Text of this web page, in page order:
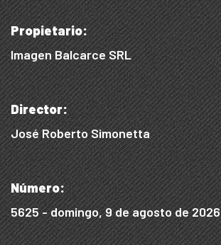
Propietario:
Imagen Balcarce SRL
Director:
José Roberto Simonetta
Número:
5625 - domingo, 9 de agosto de 2026